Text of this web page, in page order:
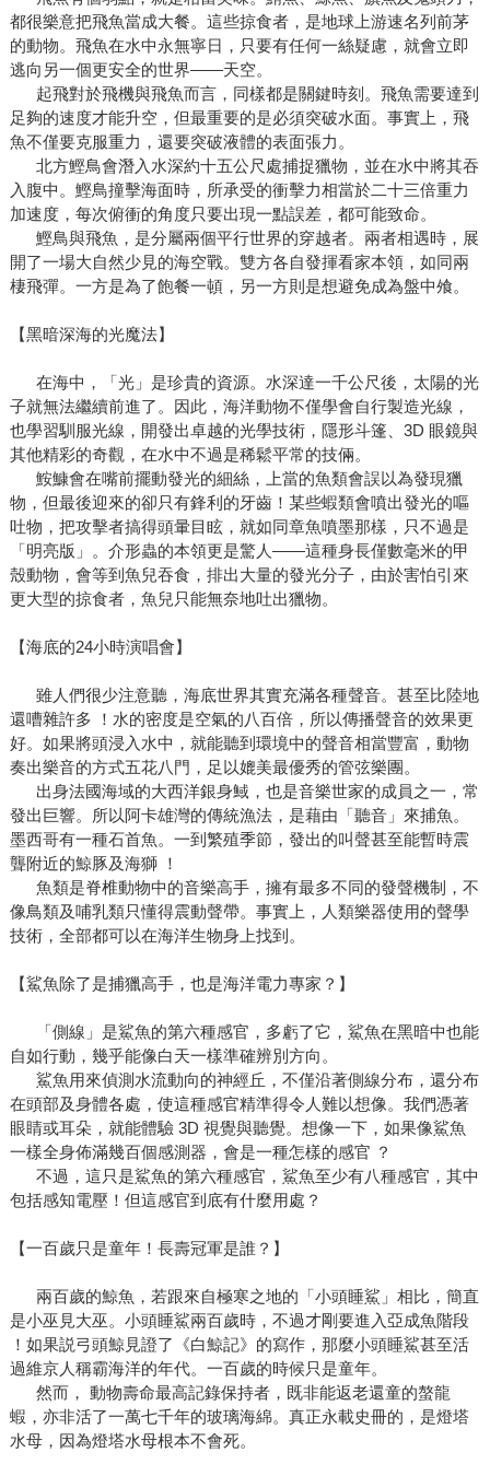
都很樂意把飛魚當成大餐。這些掠食者，是地球上游速名列前茅
的動物。飛魚在水中永無寧日，只要有任何一絲疑慮，就會立即
逃向另一個更安全的世界——天空。
起飛對於飛機與飛魚而言，同樣都是關鍵時刻。飛魚需要達到
足夠的速度才能升空，但最重要的是必須突破水面。事實上，飛
魚不僅要克服重力，還要突破液體的表面張力。
北方鰹鳥會潛入水深約十五公尺處捕捉獵物，並在水中將其吞
入腹中。鰹鳥撞擊海面時，所承受的衝擊力相當於二十三倍重力
加速度，每次俯衝的角度只要出現一點誤差，都可能致命。
鰹鳥與飛魚，是分屬兩個平行世界的穿越者。兩者相遇時，展
開了一場大自然少見的海空戰。雙方各自發揮看家本領，如同兩
棲飛彈。一方是為了飽餐一頓，另一方則是想避免成為盤中飧。
【黑暗深海的光魔法】
在海中，「光」是珍貴的資源。水深達一千公尺後，太陽的光
子就無法繼續前進了。因此，海洋動物不僅學會自行製造光線，
也學習馴服光線，開發出卓越的光學技術，隱形斗篷、3D 眼鏡與
其他精彩的奇觀，在水中不過是稀鬆平常的技倆。
鮟鱇會在嘴前擺動發光的細絲，上當的魚類會誤以為發現獵
物，但最後迎來的卻只有鋒利的牙齒！某些蝦類會噴出發光的嘔
吐物，把攻擊者搞得頭暈目眩，就如同章魚噴墨那樣，只不過是
「明亮版」。介形蟲的本領更是驚人——這種身長僅數毫米的甲
殼動物，會等到魚兒吞食，排出大量的發光分子，由於害怕引來
更大型的掠食者，魚兒只能無奈地吐出獵物。
【海底的24小時演唱會】
雖人們很少注意聽，海底世界其實充滿各種聲音。甚至比陸地
還嘈雜許多 ！水的密度是空氣的八百倍，所以傳播聲音的效果更
好。如果將頭浸入水中，就能聽到環境中的聲音相當豐富，動物
奏出樂音的方式五花八門，足以媲美最優秀的管弦樂團。
出身法國海域的大西洋銀身䱛，也是音樂世家的成員之一，常
發出巨響。所以阿卡雄灣的傳統漁法，是藉由「聽音」來捕魚。
墨西哥有一種石首魚。一到繁殖季節，發出的叫聲甚至能暫時震
聾附近的鯨豚及海獅 ！
魚類是脊椎動物中的音樂高手，擁有最多不同的發聲機制，不
像鳥類及哺乳類只懂得震動聲帶。事實上，人類樂器使用的聲學
技術，全部都可以在海洋生物身上找到。
【鯊魚除了是捕獵高手，也是海洋電力專家？】
「側線」是鯊魚的第六種感官，多虧了它，鯊魚在黑暗中也能
自如行動，幾乎能像白天一樣準確辨別方向。
鯊魚用來偵測水流動向的神經丘，不僅沿著側線分布，還分布
在頭部及身體各處，使這種感官精準得令人難以想像。我們憑著
眼睛或耳朵，就能體驗 3D 視覺與聽覺。想像一下，如果像鯊魚
一樣全身佈滿幾百個感測器，會是一種怎樣的感官 ？
不過，這只是鯊魚的第六種感官，鯊魚至少有八種感官，其中
包括感知電壓！但這感官到底有什麼用處？
【一百歲只是童年！長壽冠軍是誰？】
兩百歲的鯨魚，若跟來自極寒之地的「小頭睡鯊」相比，簡直
是小巫見大巫。小頭睡鯊兩百歲時，不過才剛要進入亞成魚階段
！如果説弓頭鯨見證了《白鯨記》的寫作，那麼小頭睡鯊甚至活
過維京人稱霸海洋的年代。一百歲的時候只是童年。
然而， 動物壽命最高記錄保持者，既非能返老還童的螯龍
蝦，亦非活了一萬七千年的玻璃海綿。真正永載史冊的，是燈塔
水母，因為燈塔水母根本不會死。